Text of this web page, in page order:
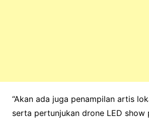
“Akan ada juga penampilan artis
serta pertunjukan drone LED show